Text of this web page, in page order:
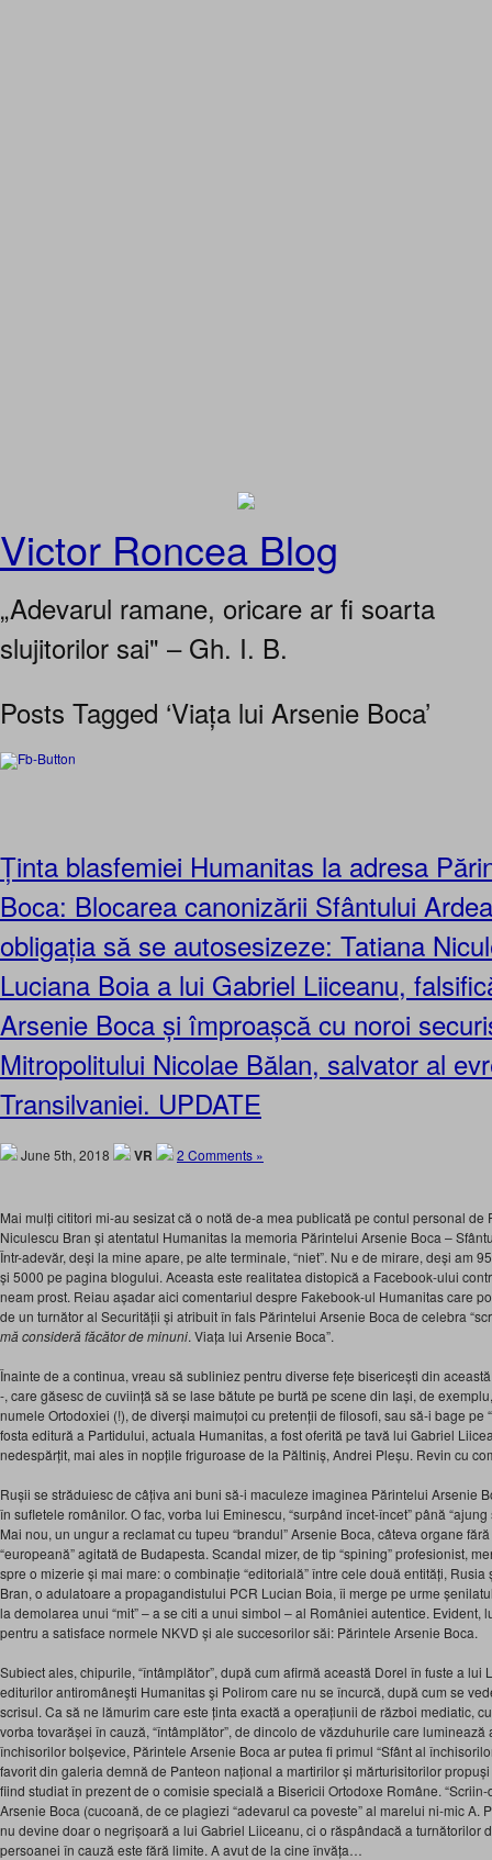
Victor Roncea Blog
„Adevarul ramane, oricare ar fi soarta
slujitorilor sai" – Gh. I. B.
Posts Tagged ‘Viața lui Arsenie Boca’
Ținta blasfemiei Humanitas la adresa
Boca: Blocarea canonizării Sfântului
obligația să se autosesizeze: Tatiana
Luciana Boia a lui Gabriel Liiceanu,
Arsenie Boca și împroașcă cu noroi
Mitropolitului Nicolae Bălan, salvator al
Transilvaniei. UPDATE
June 5th, 2018 VR 2 Comments »
Mai mulți cititori mi-au sesizat că o notă de-a mea publicată pe contul personal de
Niculescu Bran și atentatul Humanitas la memoria Părintelui Arsenie Boca –
Într-adevăr, deși la mine apare, pe alte terminale, “niet”. Nu e de mirare, deși am
și 5000 pe pagina blogului. Aceasta este realitatea distopică a Facebook-ului
neam prost. Reiau așadar aici comentariul despre Fakebook-ul Humanitas care
de un turnător al Securității și atribuit în fals Părintelui Arsenie Boca de celebra
mă consideră făcător de minuni. Viața lui Arsenie Boca”.
Înainte de a continua, vreau să subliniez pentru diverse fețe bisericești din
-, care găsesc de cuviință să se lase bătute pe burtă pe scene din Iași, de
numele Ortodoxiei (!), de diverși maimuțoi cu pretenții de filosofi, sau să-i bage pe
fosta editură a Partidului, actuala Humanitas, a fost oferită pe tavă lui Gabriel
nedespărțit, mai ales în nopțile friguroase de la Păltiniș, Andrei Pleșu. Revin cu
Rușii se străduiesc de câțiva ani buni să-i maculeze imaginea Părintelui Arsenie
în sufletele românilor. O fac, vorba lui Eminescu, “surpând încet-încet” până
Mai nou, un ungur a reclamat cu tupeu “brandul” Arsenie Boca, câteva organe
“europeană” agitată de Budapesta. Scandal mizer, de tip “spining” profesionist,
spre o mizerie și mai mare: o combinație “editorială” între cele două entități,
Bran, o adulatoare a propagandistului PCR Lucian Boia, îi merge pe urme
la demolarea unui “mit” – a se citi a unui simbol – al României autentice. Evident,
pentru a satisface normele NKVD și ale succesorilor săi: Părintele Arsenie Boca.
Subiect ales, chipurile, “întâmplător”, după cum afirmă această Dorel în fuste a lui
editurilor antiromâneşti Humanitas şi Polirom care nu se încurcă, după cum se
scrisul. Ca să ne lămurim care este ținta exactă a operațiunii de război mediatic,
vorba tovarășei în cauză, “întâmplător”, de dincolo de văzduhurile care
închisorilor bolșevice, Părintele Arsenie Boca ar putea fi primul “Sfânt al
favorit din galeria demnă de Panteon național a martirilor și mărturisitorilor
fiind studiat în prezent de o comisie specială a Bisericii Ortodoxe Române. “Scriin-
Arsenie Boca (cucoană, de ce plagiezi “adevarul ca poveste” al marelui ni-mic A.
nu devine doar o negrișoară a lui Gabriel Liiceanu, ci o răspândacă a turnătorilor
persoanei în cauză este fără limite. A avut de la cine învăța…